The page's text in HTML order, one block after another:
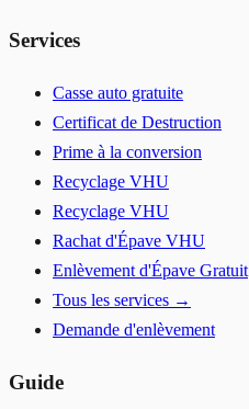
Services
Casse auto gratuite
Certificat de Destruction
Prime à la conversion
Recyclage VHU
Recyclage VHU
Rachat d'Épave VHU
Enlèvement d'Épave Gratuit
Tous les services →
Demande d'enlèvement
Guide